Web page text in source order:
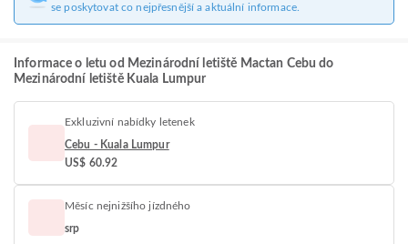
se poskytovat co nejpřesnější a aktuální informace.
Informace o letu od Mezinárodní letiště Mactan Cebu do
Mezinárodní letiště Kuala Lumpur
Exkluzivní nabídky letenek
Cebu - Kuala Lumpur
US$ 60.92
Měsíc nejnižšího jízdného
srp